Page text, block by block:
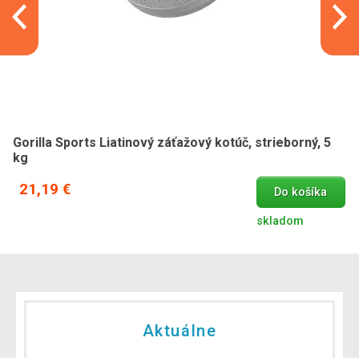
Gorilla Sports Liatinový záťažový kotúč, strieborný, 5
kg
21,19 € Do košíka
skladom
Aktuálne